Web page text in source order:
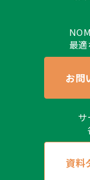
取得した個人
の防止とその
に必要かつ適切
●（個人情報保
●（開示対象個
当社が保有す
開示、および
最
お問
サ
資料